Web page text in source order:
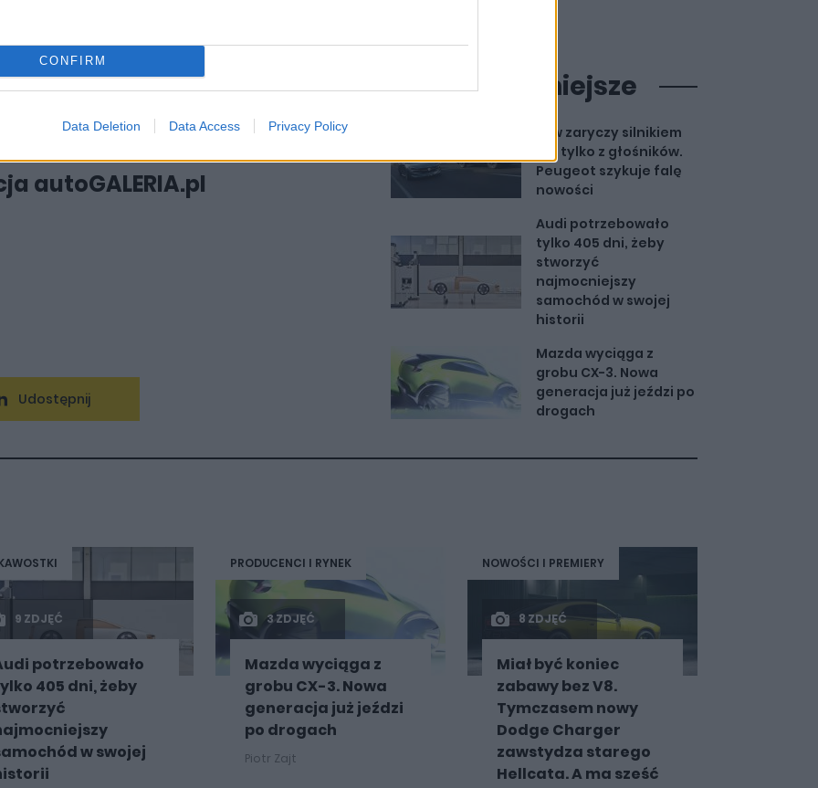
CONFIRM
Data Deletion Data Access Privacy Policy
#volkswagen aero b
autoGALERIA.pl
Udostępnij
Najpopularniejsze
Lew zaryczy silnikiem
nie tylko z głośników.
Peugeot szykuje falę
nowości
Audi potrzebowało
tylko 405 dni, żeby
stworzyć
najmocniejszy
samochód w swojej
historii
Mazda wyciąga z
grobu CX-3. Nowa
generacja już jeździ po
drogach
9 ZDJĘĆ
potrzebowało
405 dni, żeby
w swojej
PRODUCENCI I RYNEK
3 ZDJĘĆ
Mazda wyciąga z
grobu CX-3. Nowa
generacja już jeździ
po drogach
Piotr Zajt
NOWOŚCI I PREMIERY
8 ZDJĘĆ
Miał być koniec
zabawy bez V8.
Tymczasem nowy
Dodge Charger
zawstydza starego
Hellcata. A ma sześć